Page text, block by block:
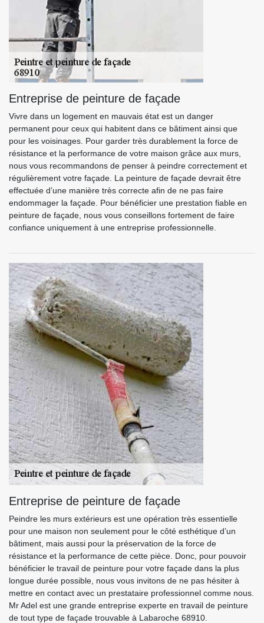
Entreprise de peinture de façade
Vivre dans un logement en mauvais état est un danger
permanent pour ceux qui habitent dans ce bâtiment ainsi que
pour les voisinages. Pour garder très durablement la force de
résistance et la performance de votre maison grâce aux murs,
nous vous recommandons de penser à peindre correctement et
régulièrement votre façade. La peinture de façade devrait être
effectuée d’une manière très correcte afin de ne pas faire
endommager la façade. Pour bénéficier une prestation fiable en
peinture de façade, nous vous conseillons fortement de faire
confiance uniquement à une entreprise professionnelle.
Entreprise de peinture de façade
Peindre les murs extérieurs est une opération très essentielle
pour une maison non seulement pour le côté esthétique d’un
bâtiment, mais aussi pour la préservation de la force de
résistance et la performance de cette pièce. Donc, pour pouvoir
bénéficier le travail de peinture pour votre façade dans la plus
longue durée possible, nous vous invitons de ne pas hésiter à
mettre en contact avec un prestataire professionnel comme nous.
Mr Adel est une grande entreprise experte en travail de peinture
de tout type de façade trouvable à Labaroche 68910.